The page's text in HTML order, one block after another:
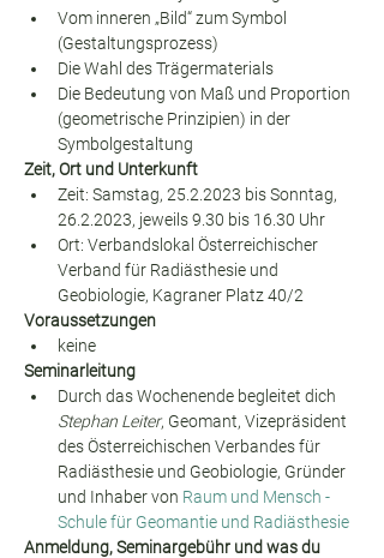
Vom inneren „Bild“ zum Symbol
(Gestaltungsprozess)
Die Wahl des Trägermaterials
Die Bedeutung von Maß und Proportion
(geometrische Prinzipien) in der
Symbolgestaltung
Zeit, Ort und Unterkunft
Zeit: Samstag, 25.2.2023 bis Sonntag,
26.2.2023, jeweils 9.30 bis 16.30 Uhr
Ort: Verbandslokal Österreichischer
Verband für Radiästhesie und
Geobiologie, Kagraner Platz 40/2
Voraussetzungen
keine
Seminarleitung
Durch das Wochenende begleitet dich
Stephan Leiter, Geomant, Vizepräsident
des Österreichischen Verbandes für
Radiästhesie und Geobiologie, Gründer
und Inhaber von Raum und Mensch -
Schule für Geomantie und Radiästhesie
Anmeldung, Seminargebühr und was du